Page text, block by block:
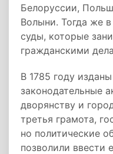
Белоруссии,
Волыни. Тогда же
суды, которые
гражданскими
В 1785 году
законодательные
дворянству и
третья грамота,
но политические
позволили ввести